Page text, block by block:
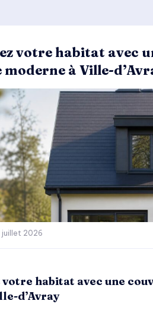
votre habitat avec
à Ville-
juillet 2026
habitat avec une
d’Avray